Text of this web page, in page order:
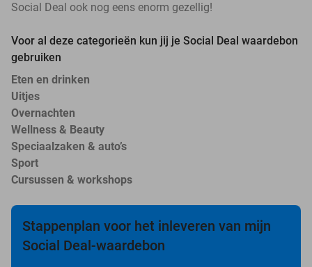
Social Deal ook nog eens enorm gezellig!
Voor al deze categorieën kun jij je Social Deal waardebon
gebruiken
Eten en drinken
Uitjes
Overnachten
Wellness & Beauty
Speciaalzaken & auto’s
Sport
Cursussen & workshops
Stappenplan voor het inleveren van mijn
Social Deal-waardebon